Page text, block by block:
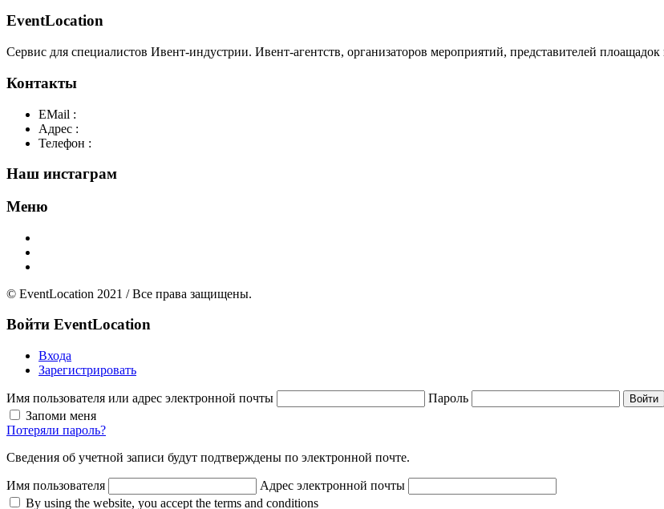
EventLocation
Сервис для специалистов Ивент-индустрии. Ивент-агентств, организаторов мероприятий, представителей плоащадок
Контакты
EMail :
Адрес :
Телефон :
Наш инстаграм
Меню
© EventLocation 2021 / Все права защищены.
Войти EventLocation
Входа
Зарегистрировать
Имя пользователя или адрес электронной почты Пароль Войти
Запоми меня
Потеряли пароль?
Сведения об учетной записи будут подтверждены по электронной почте.
Имя пользователя
Адрес электронной почты
By using the website, you accept the terms and conditions